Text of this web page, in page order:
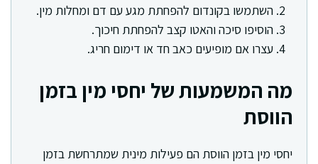
השתמשו בקונדום להפחתת מגע עם דם ומחלות מין.
הוסיפו סיכה והאטו קצב להפחתת חיכוך.
עצרו אם מופיעים כאב חד או דימום חריג.
מה המשמעות של יחסי מין בזמן
הווסת
יחסי מין בזמן הווסת הם פעילות מינית שמתרחשת בזמן